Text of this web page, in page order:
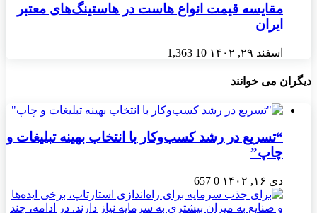
مقایسه قیمت انواع هاست در هاستینگ‌های معتبر
ایران
اسفند ۲۹, ۱۴۰۲ 10
1,363
دیگران می خوانند
“تسریع در رشد کسب‌وکار با انتخاب بهینه تبلیغات و
چاپ”
دی ۱۶, ۱۴۰۲ 0
657